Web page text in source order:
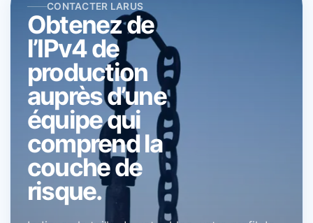
CONTACTER LARUS
Obtenez de
l’IPv4 de
production
auprès d’une
équipe qui
comprend la
couche de
risque.